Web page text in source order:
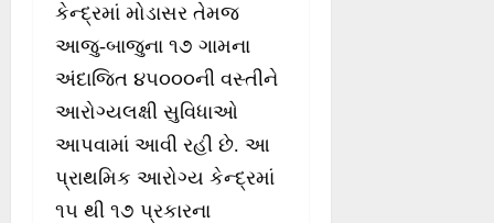
કેન્દ્રમાં મોડાસર તેમજ
આજુ-બાજુના ૧૭ ગામના
અંદાજિત ૪૫૦૦૦ની વસ્તીને
આરોગ્યલક્ષી સુવિધાઓ
આપવામાં આવી રહી છે. આ
પ્રાથમિક આરોગ્ય કેન્દ્રમાં
૧૫ થી ૧૭ પ્રકારના